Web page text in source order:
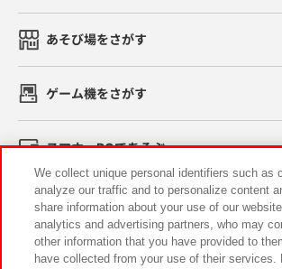
あそび場をさがす
ゲーム機をさがす
スマホ・PCであそぶ
イベント・キャンペーン
We collect unique personal identifiers such as
analyze our traffic and to personalize content
share information about your use of our
analytics and advertising partners, who may
other information that you have provided to
have collected from your use of their services.